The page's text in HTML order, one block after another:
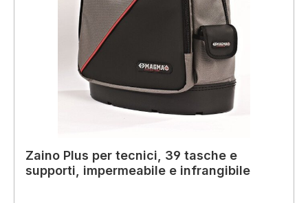
Zaino Plus per tecnici, 39 tasche e
supporti, impermeabile e infrangibile